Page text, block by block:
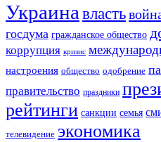
Украина власть
госдума гражданское общество
коррупция кризис
настроения общество одобрение
правительство праздники
рейтинги санкции семья
телевидение экономика